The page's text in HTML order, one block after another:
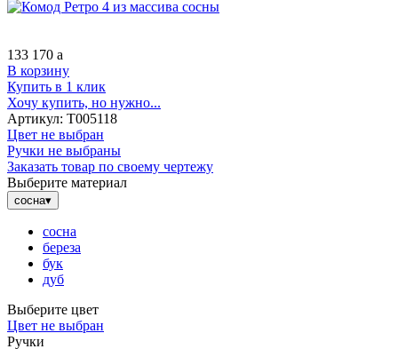
133 170 a
В корзину
Купить в 1 клик
Хочу купить, но нужно...
Артикул: Т005118
Цвет не выбран
Ручки не выбраны
Заказать товар по своему чертежу
Выберите материал
сосна▾
сосна
береза
бук
дуб
Выберите цвет
Цвет не выбран
Ручки